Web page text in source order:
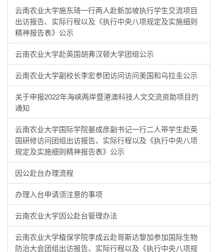
云南农业大学施东琦一行两人赴新加坡执行学生交流项目
出访报告、实际行程以及《执行中央八项规定及实施细则
精神报告表》公示
云南农业大学赴英国胡弗汉顿大学团组公示
云南农业大学副校长李宏参团访问访问美国和乌拉圭公示
关于申报2022年海峡两岸暨港澳科技人文交流资助项目的
通知
云南农业大学国际学院晏成彦副书记一行二人带学生赴英
国研修访问团组出访报告、实际行程以及《执行中央八项
规定及实施细则精神报告表》公示
因公赴台办理流程
办理入台申请须注意的事项
云南农业大学因公赴台管理办法
云南农业大学植保学院李成云赴哥斯达黎加参加国际生物
防治大会团组出访报告、实际行程以及《执行中央八项规